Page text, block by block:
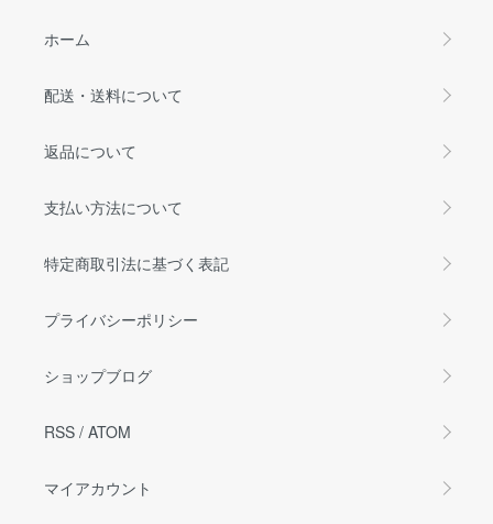
ホーム
配送・送料について
返品について
支払い方法について
特定商取引法に基づく表記
プライバシーポリシー
ショップブログ
RSS / ATOM
マイアカウント